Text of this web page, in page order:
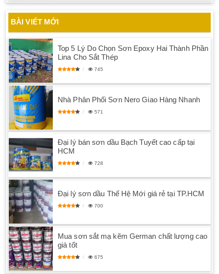
BÀI VIẾT MỚI
Top 5 Lý Do Chọn Sơn Epoxy Hai Thành Phần
Lina Cho Sắt Thép
745
Nhà Phân Phối Sơn Nero Giao Hàng Nhanh
571
Đại lý bán sơn dầu Bạch Tuyết cao cấp tại
HCM
728
Đại lý sơn dầu Thế Hệ Mới giá rẻ tại TP.HCM
700
Mua sơn sắt mạ kẽm German chất lượng cao
giá tốt
675